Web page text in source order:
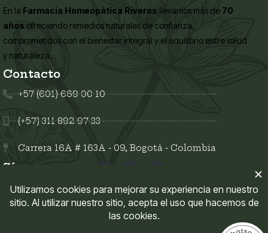
En la Farmacia Homeopática Riveros llevamos más de 70
años ofreciendo remedios naturales de confianza,
comprometidos con el bienestar integral y el equilibrio entre salud
y naturaleza.
Contacto
+57 (601) 669 00 10
(+57) 311 892 97 33
Carrera 16A # 163A - 09, Bogotá - Colombia
Síguenos en:
Enlaces del sitio
Políticas del sitio